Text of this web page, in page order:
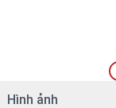
Hình ảnh